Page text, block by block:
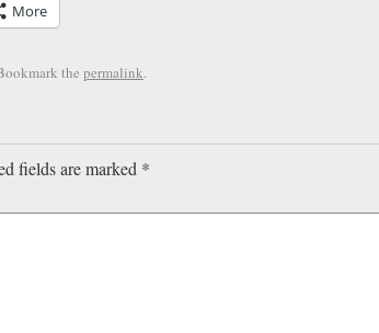
More
the permalink.
fields are marked *